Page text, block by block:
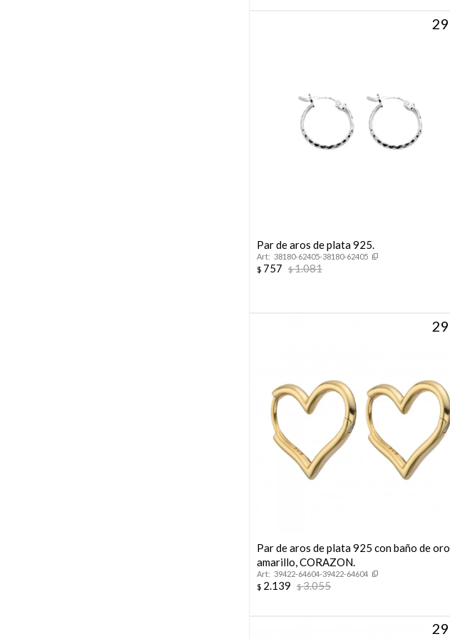
29
Par de aros de plata 925.
38180-62405-38180-62405
$ 757 $1.081
29
Par de aros de plata 925 con baño de oro
amarillo, CORAZON.
39422-64604-39422-64604
$ 2.139 $3.055
29